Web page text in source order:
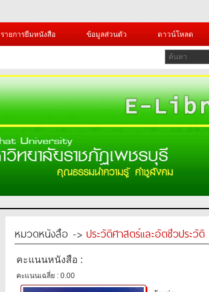
รายการยืมหนังสือ ข้อมูลส่วนตัว ดาวน์โหลด
หมวดหนังสือ -> ประวัติศาสตร์และอัตชีวประวัติ
คะแนนหนังสือ :
คะแนนเฉลี่ย : 0.00